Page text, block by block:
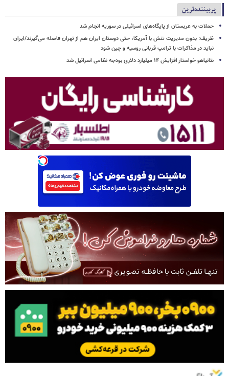
پربیننده‌ترین
حملات به عربستان از پایگاه‌های اسرائیلی در سوریه انجام شد
ظریف: بدون مدیریت تنش با آمریکا، حتی دوستان ایران هم از تهران فاصله می‌گیرند/ایران
نباید در مذاکرات با ترامپ قربانی روسیه و چین شود
نتانیاهو خواستار افزایش ۱۴ میلیارد دلاری بودجه نظامی اسرائیل شد